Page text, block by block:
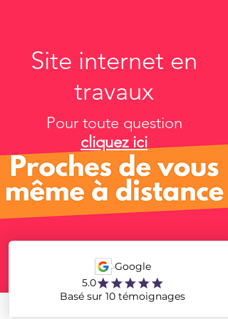
Site internet en
travaux
Pour toute question
cliquez ici